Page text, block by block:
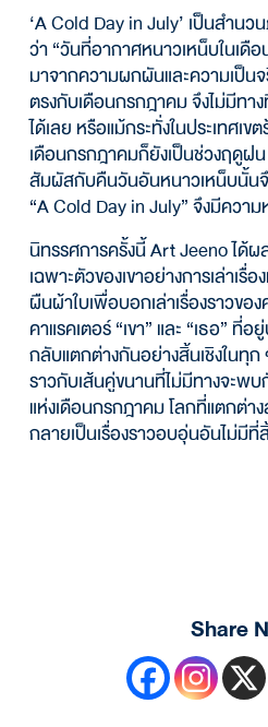
‘A Cold Day in July’ เป็นสำน
ว่า “วันที่อากาศหนาวเหน็บในเดื
มาจากความผกผันและความเป็น
ตรงกับเดือนกรกฎาคม จึงไม่มีทา
ได้เลย หรือแม้กระทั่งในประเทศเข
เดือนกรกฎาคมก็ยังเป็นช่วงฤดูฝ
สัมผัสกับคืนวันอันหนาวเหน็บนั้นจึ
“A Cold Day in July” จึงมีความ
นิทรรศการครั้งนี้ Art Jeeno ได้
เฉพาะตัวของเขาอย่างการเล่าเรื่
ผืนผ้าใบเพื่อบอกเล่าเรื่องราวขอ
คาแรคเตอร์ “เขา” และ “เธอ” ที่
กลับแตกต่างกันอย่างสิ้นเชิงในทุ
ราวกับเส้นคู่ขนานที่ไม่มีทางจะพ
แห่งเดือนกรกฎาคม โลกที่แตกต่า
กลายเป็นเรื่องราวอบอุ่นอันไม่มี
Share